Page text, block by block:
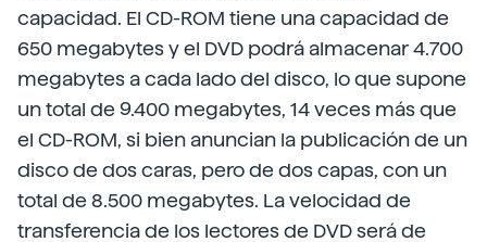
capacidad. El CD-ROM tiene una capacidad de
650 megabytes y el DVD podrá almacenar 4.700
megabytes a cada lado del disco, lo que supone
un total de 9.400 megabytes, 14 veces más que
el CD-ROM, si bien anuncian la publicación de un
disco de dos caras, pero de dos capas, con un
total de 8.500 megabytes. La velocidad de
transferencia de los lectores de DVD será de